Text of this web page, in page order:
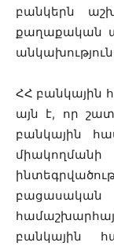
բանկերն
քաղաքական
ՀՀ բանկային
այն է, որ շատ
բանկային
բանկային